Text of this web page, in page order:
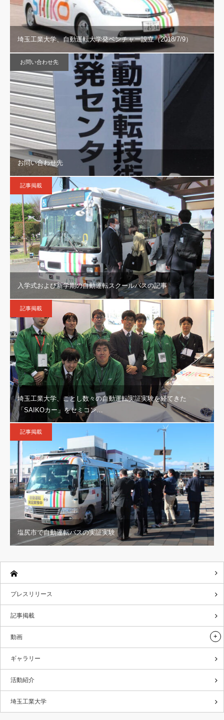
埼玉工業大学、自動運転大学発ベンチャー設立（2018/7/9）
お問い合わせ先
お問い合わせ先
記事掲載
入学式および新学期の自動運転スクールバスの記事
記事掲載
埼玉工業大学、ことし数々の自動運転実証実験を経てきた
「SAIKOカー」をセミコン…
記事掲載
塩尻市で自動運転バスの実証実験
プレスリリース
記事掲載
動画
ギャラリー
活動紹介
埼玉工業大学